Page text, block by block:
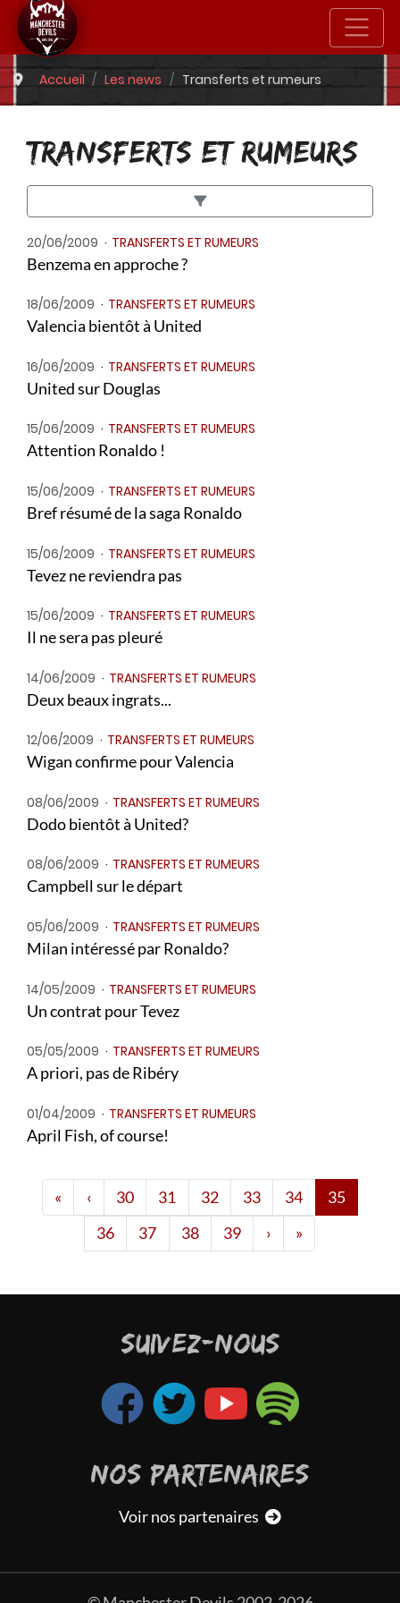
Accueil Les news Transferts et rumeurs
TRANSFERTS ET RUMEURS
20/06/2009 TRANSFERTS ET RUMEURS
Benzema en approche ?
18/06/2009 TRANSFERTS ET RUMEURS
Valencia bientôt à United
16/06/2009 TRANSFERTS ET RUMEURS
United sur Douglas
15/06/2009 TRANSFERTS ET RUMEURS
Attention Ronaldo !
15/06/2009 TRANSFERTS ET RUMEURS
Bref résumé de la saga Ronaldo
15/06/2009 TRANSFERTS ET RUMEURS
Tevez ne reviendra pas
15/06/2009 TRANSFERTS ET RUMEURS
Il ne sera pas pleuré
14/06/2009 TRANSFERTS ET RUMEURS
Deux beaux ingrats...
12/06/2009 TRANSFERTS ET RUMEURS
Wigan confirme pour Valencia
08/06/2009 TRANSFERTS ET RUMEURS
Dodo bientôt à United?
08/06/2009 TRANSFERTS ET RUMEURS
Campbell sur le départ
05/06/2009 TRANSFERTS ET RUMEURS
Milan intéressé par Ronaldo?
14/05/2009 TRANSFERTS ET RUMEURS
Un contrat pour Tevez
05/05/2009 TRANSFERTS ET RUMEURS
A priori, pas de Ribéry
01/04/2009 TRANSFERTS ET RUMEURS
April Fish, of course!
« Première page
‹Page 30
30 31 32 33 34
35
36
37 38 39 ›Page 39
»Dernière page
SUIVEZ-NOUS
NOS PARTENAIRES
Voir nos partenaires